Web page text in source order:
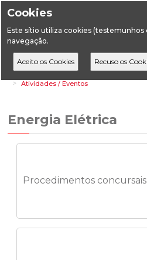
Cookies
Este sítio utiliza cookies (testemunhos
navegação.
HomeÁreas Setoriais Energia
Atividades / Eventos
Energia Elétrica
Procedimentos concursais